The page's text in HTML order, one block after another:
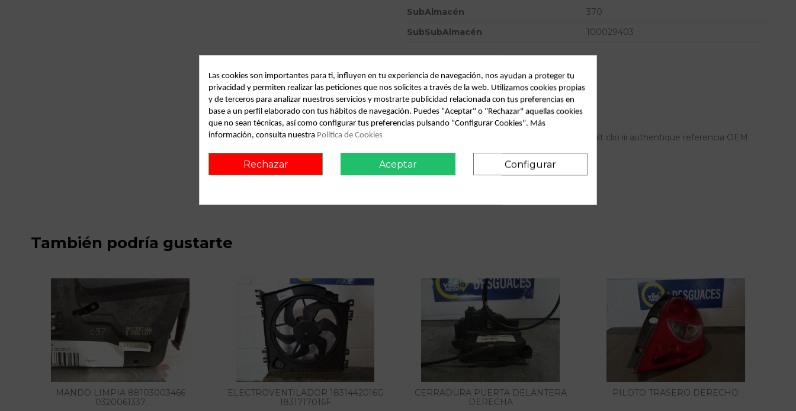
SubAlmacén
370
SubSubAlmacén
100029403
Fecha disponible:
2022-05-17
Descripción
Recambio de amortiguador trasero para renault clio iii authentique referencia OEM
También podría gustarte
MANDO LIMPIA 88103003466
0320061337
ELECTROVENTILADOR 1831442016G
1831717016F
CERRADURA PUERTA DELANTERA
DERECHA
PILOTO TRASERO DERECHO
Las cookies son importantes para ti, influyen en tu experiencia de navegación, nos ayudan a proteger tu
privacidad y permiten realizar las peticiones que nos solicites a través de la web. Utilizamos cookies propias
y de terceros para analizar nuestros servicios y mostrarte publicidad relacionada con tus preferencias en
base a un perfil elaborado con tus hábitos de navegación. Puedes "Aceptar" o "Rechazar" aquellas cookies
que no sean técnicas, así como configurar tus preferencias pulsando "Configurar Cookies". Más
información, consulta nuestra Política de Cookies
Rechazar Aceptar Configurar